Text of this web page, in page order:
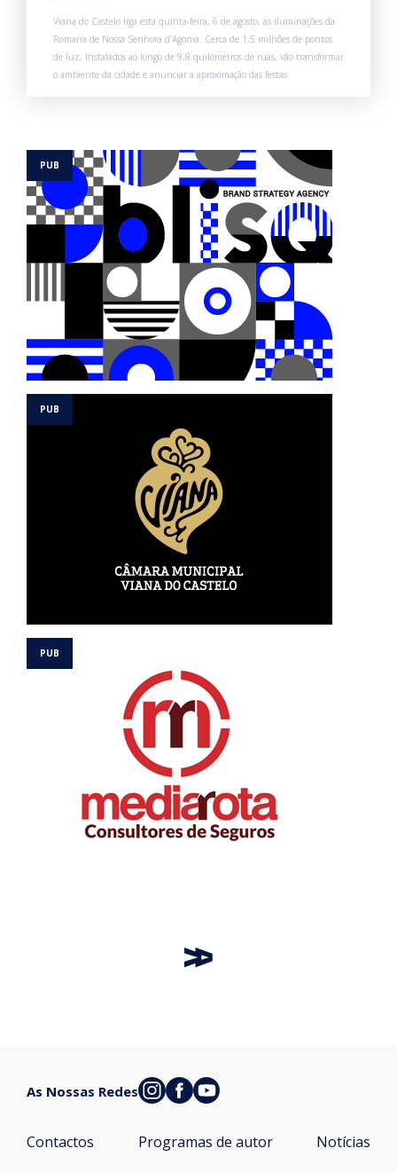
Viana do Castelo liga esta quinta-feira, 6 de agosto, as iluminações da
Romaria de Nossa Senhora d’Agonia. Cerca de 1,5 milhões de pontos
de luz, instalados ao longo de 9,8 quilómetros de ruas, vão transformar
o ambiente da cidade e anunciar a aproximação das festas.
Contactos Programas de autor Notícias
As Nossas Redes